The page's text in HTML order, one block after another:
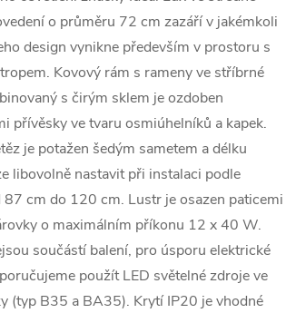
o průměru 72 cm zazáří v jakémkoli
design vynikne především v prostoru s
Kovový rám s rameny ve stříbrné
s čirým sklem je ozdoben
přívěsky ve tvaru osmiúhelníků a kapek.
je potažen šedým sametem a délku
libovolně nastavit při instalaci podle
87 cm do 120 cm. Lustr je osazen paticemi
o maximálním příkonu 12 x 40 W.
součástí balení, pro úsporu elektrické
použít LED světelné zdroje ve
(typ B35 a BA35). Krytí IP20 je vhodné